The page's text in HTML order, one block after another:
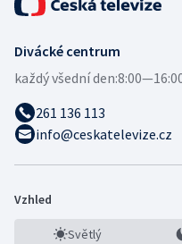
Divácké centrum
každý všední den:
261 136 113
info@ceskatelevize.cz
Vzhled
Světlý